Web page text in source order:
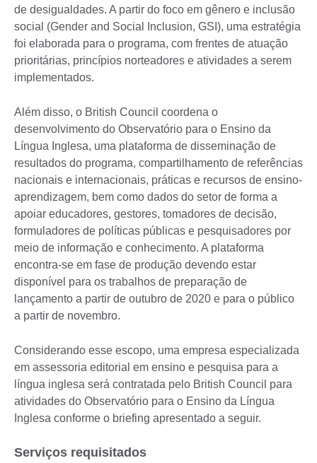
de desigualdades. A partir do foco em gênero e inclusão
social (Gender and Social Inclusion, GSI), uma estratégia
foi elaborada para o programa, com frentes de atuação
prioritárias, princípios norteadores e atividades a serem
implementados.
Além disso, o British Council coordena o
desenvolvimento do Observatório para o Ensino da
Língua Inglesa, uma plataforma de disseminação de
resultados do programa, compartilhamento de referências
nacionais e internacionais, práticas e recursos de ensino-
aprendizagem, bem como dados do setor de forma a
apoiar educadores, gestores, tomadores de decisão,
formuladores de políticas públicas e pesquisadores por
meio de informação e conhecimento. A plataforma
encontra-se em fase de produção devendo estar
disponível para os trabalhos de preparação de
lançamento a partir de outubro de 2020 e para o público
a partir de novembro.
Considerando esse escopo, uma empresa especializada
em assessoria editorial em ensino e pesquisa para a
língua inglesa será contratada pelo British Council para
atividades do Observatório para o Ensino da Língua
Inglesa conforme o briefing apresentado a seguir.
Serviços requisitados